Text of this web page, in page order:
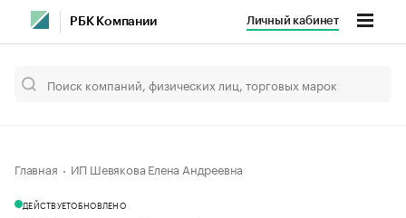
РБК Компании Личный кабинет
Главная ИП Шевякова Елена Андреевна
ДЕЙСТВУЕТОБНОВЛЕНО